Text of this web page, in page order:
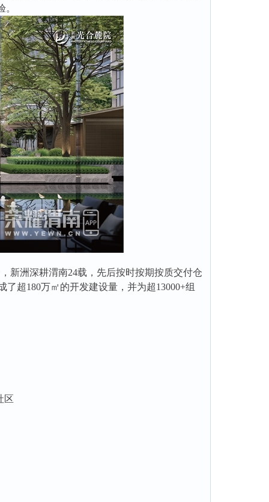
新洲深耕渭南24载，先后按时按期按质交付仓
超180万㎡的开发建设量，并为超13000+组
区